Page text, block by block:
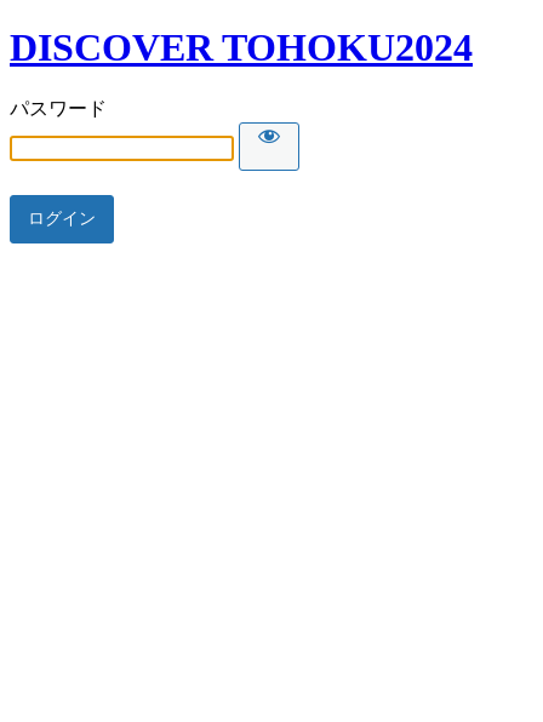
DISCOVER TOHOKU2024
パスワード